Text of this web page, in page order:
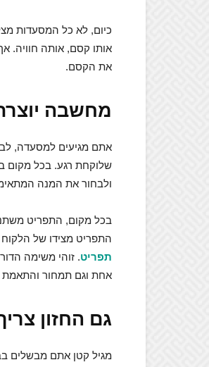
כיום, לא כל המסעדות
אותו קסם, אותה חוויה.
את הקסם.
מחשבה
אתם מגיעים למסעדה,
שלוקחת רגע. בכל מקום
ולבחור את המנה
בכל מקום, התפריט
התפריט מצידו של
תפריט. זוהי משימה
אחת וגם תמחור והתאמת
גם החזון
מגיל קטן אתם מבשלים